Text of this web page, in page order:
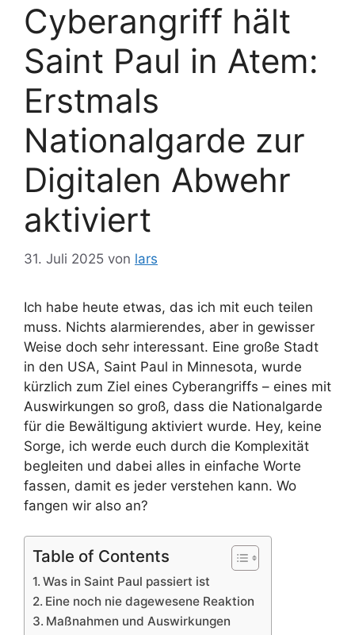
Cyberangriff hält
Saint Paul in Atem:
Erstmals
Nationalgarde zur
Digitalen Abwehr
aktiviert
31. Juli 2025 von lars
Ich habe heute etwas, das ich mit euch teilen
muss. Nichts alarmierendes, aber in gewisser
Weise doch sehr interessant. Eine große Stadt
in den USA, Saint Paul in Minnesota, wurde
kürzlich zum Ziel eines Cyberangriffs – eines mit
Auswirkungen so groß, dass die Nationalgarde
für die Bewältigung aktiviert wurde. Hey, keine
Sorge, ich werde euch durch die Komplexität
begleiten und dabei alles in einfache Worte
fassen, damit es jeder verstehen kann. Wo
fangen wir also an?
Table of Contents
Was in Saint Paul passiert ist
Eine noch nie dagewesene Reaktion
Maßnahmen und Auswirkungen